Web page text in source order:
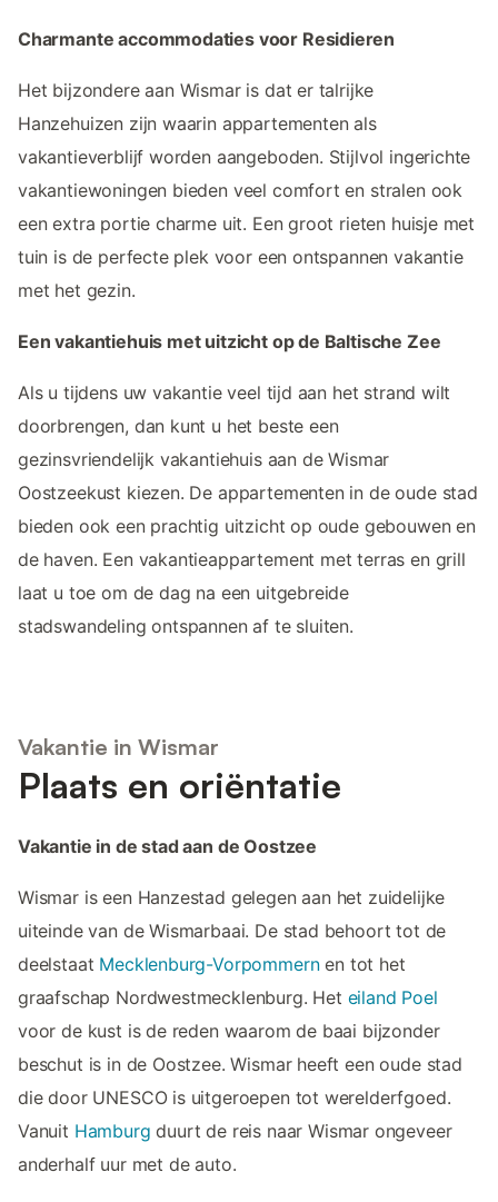
Charmante accommodaties voor Residieren
Het bijzondere aan Wismar is dat er talrijke
Hanzehuizen zijn waarin appartementen als
vakantieverblijf worden aangeboden. Stijlvol ingerichte
vakantiewoningen bieden veel comfort en stralen ook
een extra portie charme uit. Een groot rieten huisje met
tuin is de perfecte plek voor een ontspannen vakantie
met het gezin.
Een vakantiehuis met uitzicht op de Baltische Zee
Als u tijdens uw vakantie veel tijd aan het strand wilt
doorbrengen, dan kunt u het beste een
gezinsvriendelijk vakantiehuis aan de Wismar
Oostzeekust kiezen. De appartementen in de oude stad
bieden ook een prachtig uitzicht op oude gebouwen en
de haven. Een vakantieappartement met terras en grill
laat u toe om de dag na een uitgebreide
stadswandeling ontspannen af te sluiten.
Vakantie in Wismar
Plaats en oriëntatie
Vakantie in de stad aan de Oostzee
Wismar is een Hanzestad gelegen aan het zuidelijke
uiteinde van de Wismarbaai. De stad behoort tot de
deelstaat Mecklenburg-Vorpommernen tot het
graafschap Nordwestmecklenburg. Het eiland Poel
voor de kust is de reden waarom de baai bijzonder
beschut is in de Oostzee. Wismar heeft een oude stad
die door UNESCO is uitgeroepen tot werelderfgoed.
Vanuit Hamburg duurt de reis naar Wismar ongeveer
anderhalf uur met de auto.